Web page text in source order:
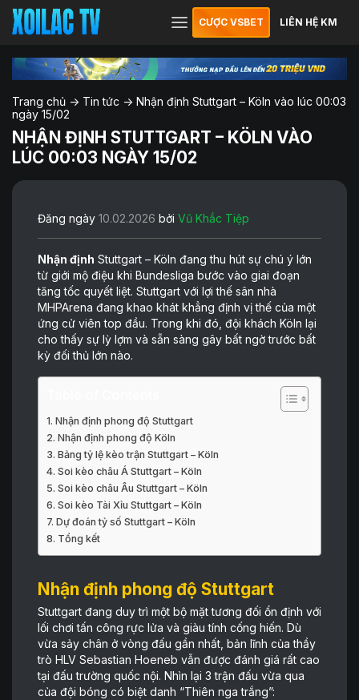
CƯỢC VSBET LIÊN HỆ KM
Trang chủ -> Tin tức -> Nhận định Stuttgart – Köln vào lúc 00:03
ngày 15/02
NHẬN ĐỊNH STUTTGART – KÖLN VÀO
LÚC 00:03 NGÀY 15/02
Đăng ngày 10.02.2026 bởi Vũ Khắc Tiệp
Nhận định Stuttgart – Köln đang thu hút sự chú ý lớn
từ giới mộ điệu khi Bundesliga bước vào giai đoạn
tăng tốc quyết liệt. Stuttgart với lợi thế sân nhà
MHPArena đang khao khát khẳng định vị thế của một
ứng cử viên top đầu. Trong khi đó, đội khách Köln lại
cho thấy sự lỳ lợm và sẵn sàng gây bất ngờ trước bất
kỳ đối thủ lớn nào.
Nhận định phong độ Stuttgart
Nhận định phong độ Köln
Bảng tỷ lệ kèo trận Stuttgart – Köln
Soi kèo châu Á Stuttgart – Köln
Soi kèo châu Âu Stuttgart – Köln
Soi kèo Tài Xỉu Stuttgart – Köln
Dự đoán tỷ số Stuttgart – Köln
Tổng kết
Nhận định phong độ Stuttgart
Stuttgart đang duy trì một bộ mặt tương đối ổn định với
lối chơi tấn công rực lửa và giàu tính cống hiến. Dù
vừa sảy chân ở vòng đấu gần nhất, bản lĩnh của thầy
trò HLV Sebastian Hoeneb vẫn được đánh giá rất cao
tại đấu trường quốc nội. Nhìn lại 3 trận đấu vừa qua
của đội bóng có biệt danh “Thiên nga trắng”: